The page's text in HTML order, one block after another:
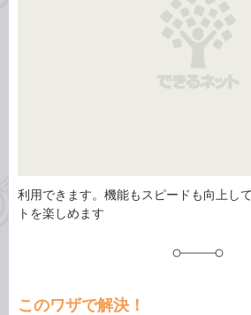
利用できます。機能もスピードも向上し
トを楽しめます
このワザで解決！